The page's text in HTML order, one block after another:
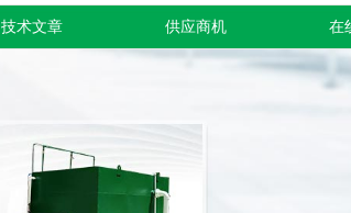
技术文章 供应商机 在